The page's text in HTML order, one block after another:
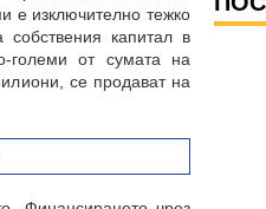
е изключително тежко
капитал в
големи от сумата на
се продават на